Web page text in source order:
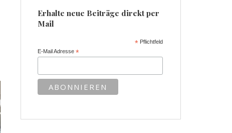
Erhalte neue Beiträge direkt per
Mail
*Pflichtfeld
E-Mail Adresse*